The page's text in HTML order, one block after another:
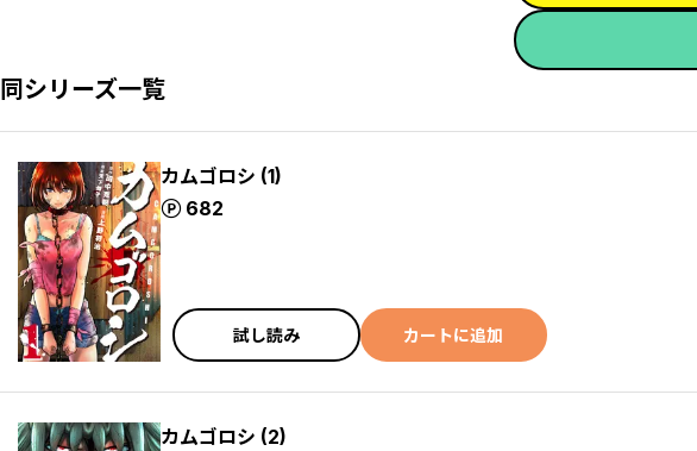
同シリーズ一覧
カムゴロシ (1)
682
ポイント
試し読み カートに追加
カムゴロシ (2)